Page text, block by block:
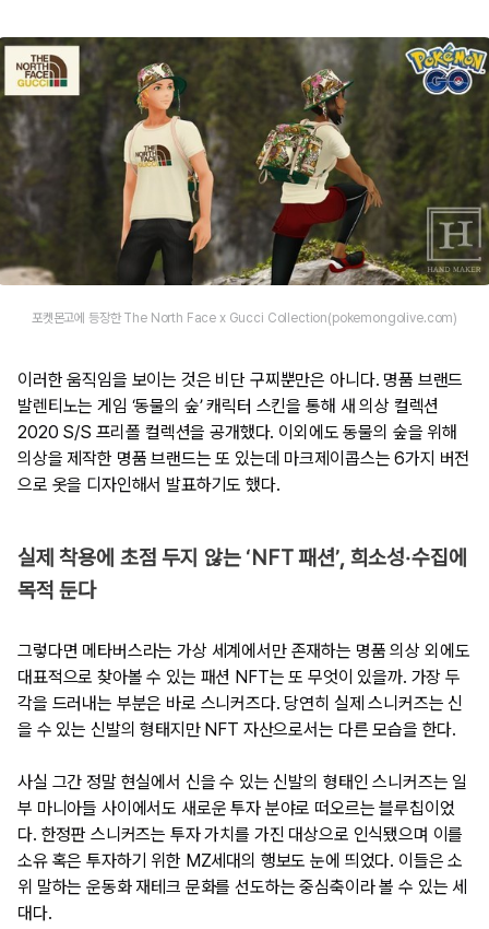
포켓몬고에 등장한 The North Face x Gucci Collection(pokemongolive.com)
이러한 움직임을 보이는 것은 비단 구찌뿐만은 아니다. 명품 브랜드
발렌티노는 게임 ‘동물의 숲’ 캐릭터 스킨을 통해 새 의상 컬렉션
2020 S/S 프리폴 컬렉션을 공개했다. 이외에도 동물의 숲을 위해
의상을 제작한 명품 브랜드는 또 있는데 마크제이콥스는 6가지 버전
으로 옷을 디자인해서 발표하기도 했다.
실제 착용에 초점 두지 않는 ‘NFT 패션’, 희소성‧수집에
목적 둔다
그렇다면 메타버스라는 가상 세계에서만 존재하는 명품 의상 외에도
대표적으로 찾아볼 수 있는 패션 NFT는 또 무엇이 있을까. 가장 두
각을 드러내는 부분은 바로 스니커즈다. 당연히 실제 스니커즈는 신
을 수 있는 신발의 형태지만 NFT 자산으로서는 다른 모습을 한다.
사실 그간 정말 현실에서 신을 수 있는 신발의 형태인 스니커즈는 일
부 마니아들 사이에서도 새로운 투자 분야로 떠오르는 블루칩이었
다. 한정판 스니커즈는 투자 가치를 가진 대상으로 인식됐으며 이를
소유 혹은 투자하기 위한 MZ세대의 행보도 눈에 띄었다. 이들은 소
위 말하는 운동화 재테크 문화를 선도하는 중심축이라 볼 수 있는 세
대다.